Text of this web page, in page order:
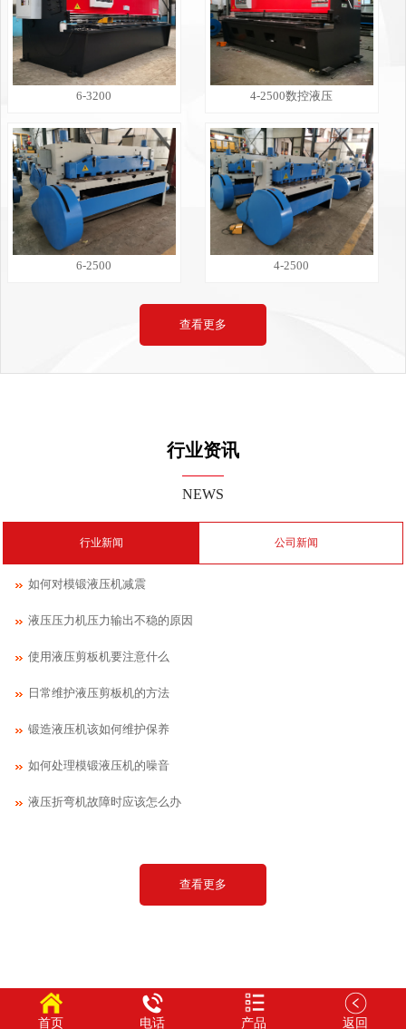
6-3200 4-2500数控液压
6-2500 4-2500
查看更多
行业资讯
NEWS
行业新闻 公司新闻
如何对模锻液压机减震
液压压力机压力输出不稳的原因
使用液压剪板机要注意什么
日常维护液压剪板机的方法
锻造液压机该如何维护保养
如何处理模锻液压机的噪音
液压折弯机故障时应该怎么办
查看更多
首页 电话 产品 返回